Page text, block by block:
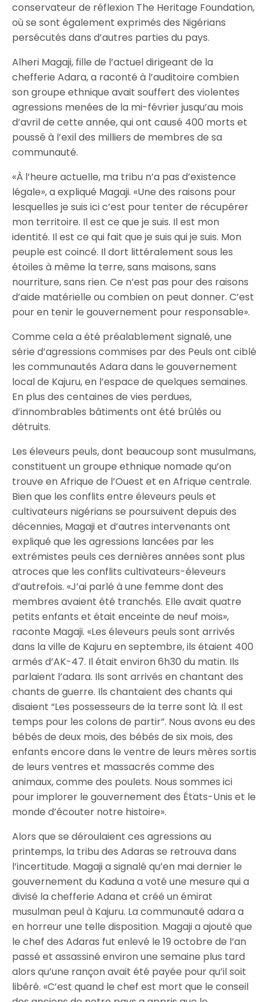
conservateur de réflexion The Heritage Foundation,
où se sont également exprimés des Nigérians
persécutés dans d’autres parties du pays.
Alheri Magaji, fille de l’actuel dirigeant de la
chefferie Adara, a raconté à l’auditoire combien
son groupe ethnique avait souffert des violentes
agressions menées de la mi-février jusqu’au mois
d’avril de cette année, qui ont causé 400 morts et
poussé à l’exil des milliers de membres de sa
communauté.
«À l’heure actuelle, ma tribu n’a pas d’existence
légale», a expliqué Magaji. «Une des raisons pour
lesquelles je suis ici c’est pour tenter de récupérer
mon territoire. Il est ce que je suis. Il est mon
identité. Il est ce qui fait que je suis qui je suis. Mon
peuple est coincé. Il dort littéralement sous les
étoiles à même la terre, sans maisons, sans
nourriture, sans rien. Ce n’est pas pour des raisons
d’aide matérielle ou combien on peut donner. C’est
pour en tenir le gouvernement pour responsable».
Comme cela a été préalablement signalé, une
série d’agressions commises par des Peuls ont ciblé
les communautés Adara dans le gouvernement
local de Kajuru, en l’espace de quelques semaines.
En plus des centaines de vies perdues,
d’innombrables bâtiments ont été brûlés ou
détruits.
Les éleveurs peuls, dont beaucoup sont musulmans,
constituent un groupe ethnique nomade qu’on
trouve en Afrique de l’Ouest et en Afrique centrale.
Bien que les conflits entre éleveurs peuls et
cultivateurs nigérians se poursuivent depuis des
décennies, Magaji et d’autres intervenants ont
expliqué que les agressions lancées par les
extrémistes peuls ces dernières années sont plus
atroces que les conflits cultivateurs-éleveurs
d’autrefois. «J’ai parlé à une femme dont des
membres avaient été tranchés. Elle avait quatre
petits enfants et était enceinte de neuf mois»,
raconte Magaji. «Les éleveurs peuls sont arrivés
dans la ville de Kajuru en septembre, ils étaient 400
armés d’AK-47. Il était environ 6h30 du matin. Ils
parlaient l’adara. Ils sont arrivés en chantant des
chants de guerre. Ils chantaient des chants qui
disaient “Les possesseurs de la terre sont là. Il est
temps pour les colons de partir”. Nous avons eu des
bébés de deux mois, des bébés de six mois, des
enfants encore dans le ventre de leurs mères sortis
de leurs ventres et massacrés comme des
animaux, comme des poulets. Nous sommes ici
pour implorer le gouvernement des États-Unis et le
monde d’écouter notre histoire».
Alors que se déroulaient ces agressions au
printemps, la tribu des Adaras se retrouva dans
l’incertitude. Magaji a signalé qu’en mai dernier le
gouvernement du Kaduna a voté une mesure qui a
divisé la chefferie Adana et créé un émirat
musulman peul à Kajuru. La communauté adara a
en horreur une telle disposition. Magaji a ajouté que
le chef des Adaras fut enlevé le 19 octobre de l’an
passé et assassiné environ une semaine plus tard
alors qu’une rançon avait été payée pour qu’il soit
libéré. «C’est quand le chef est mort que le conseil